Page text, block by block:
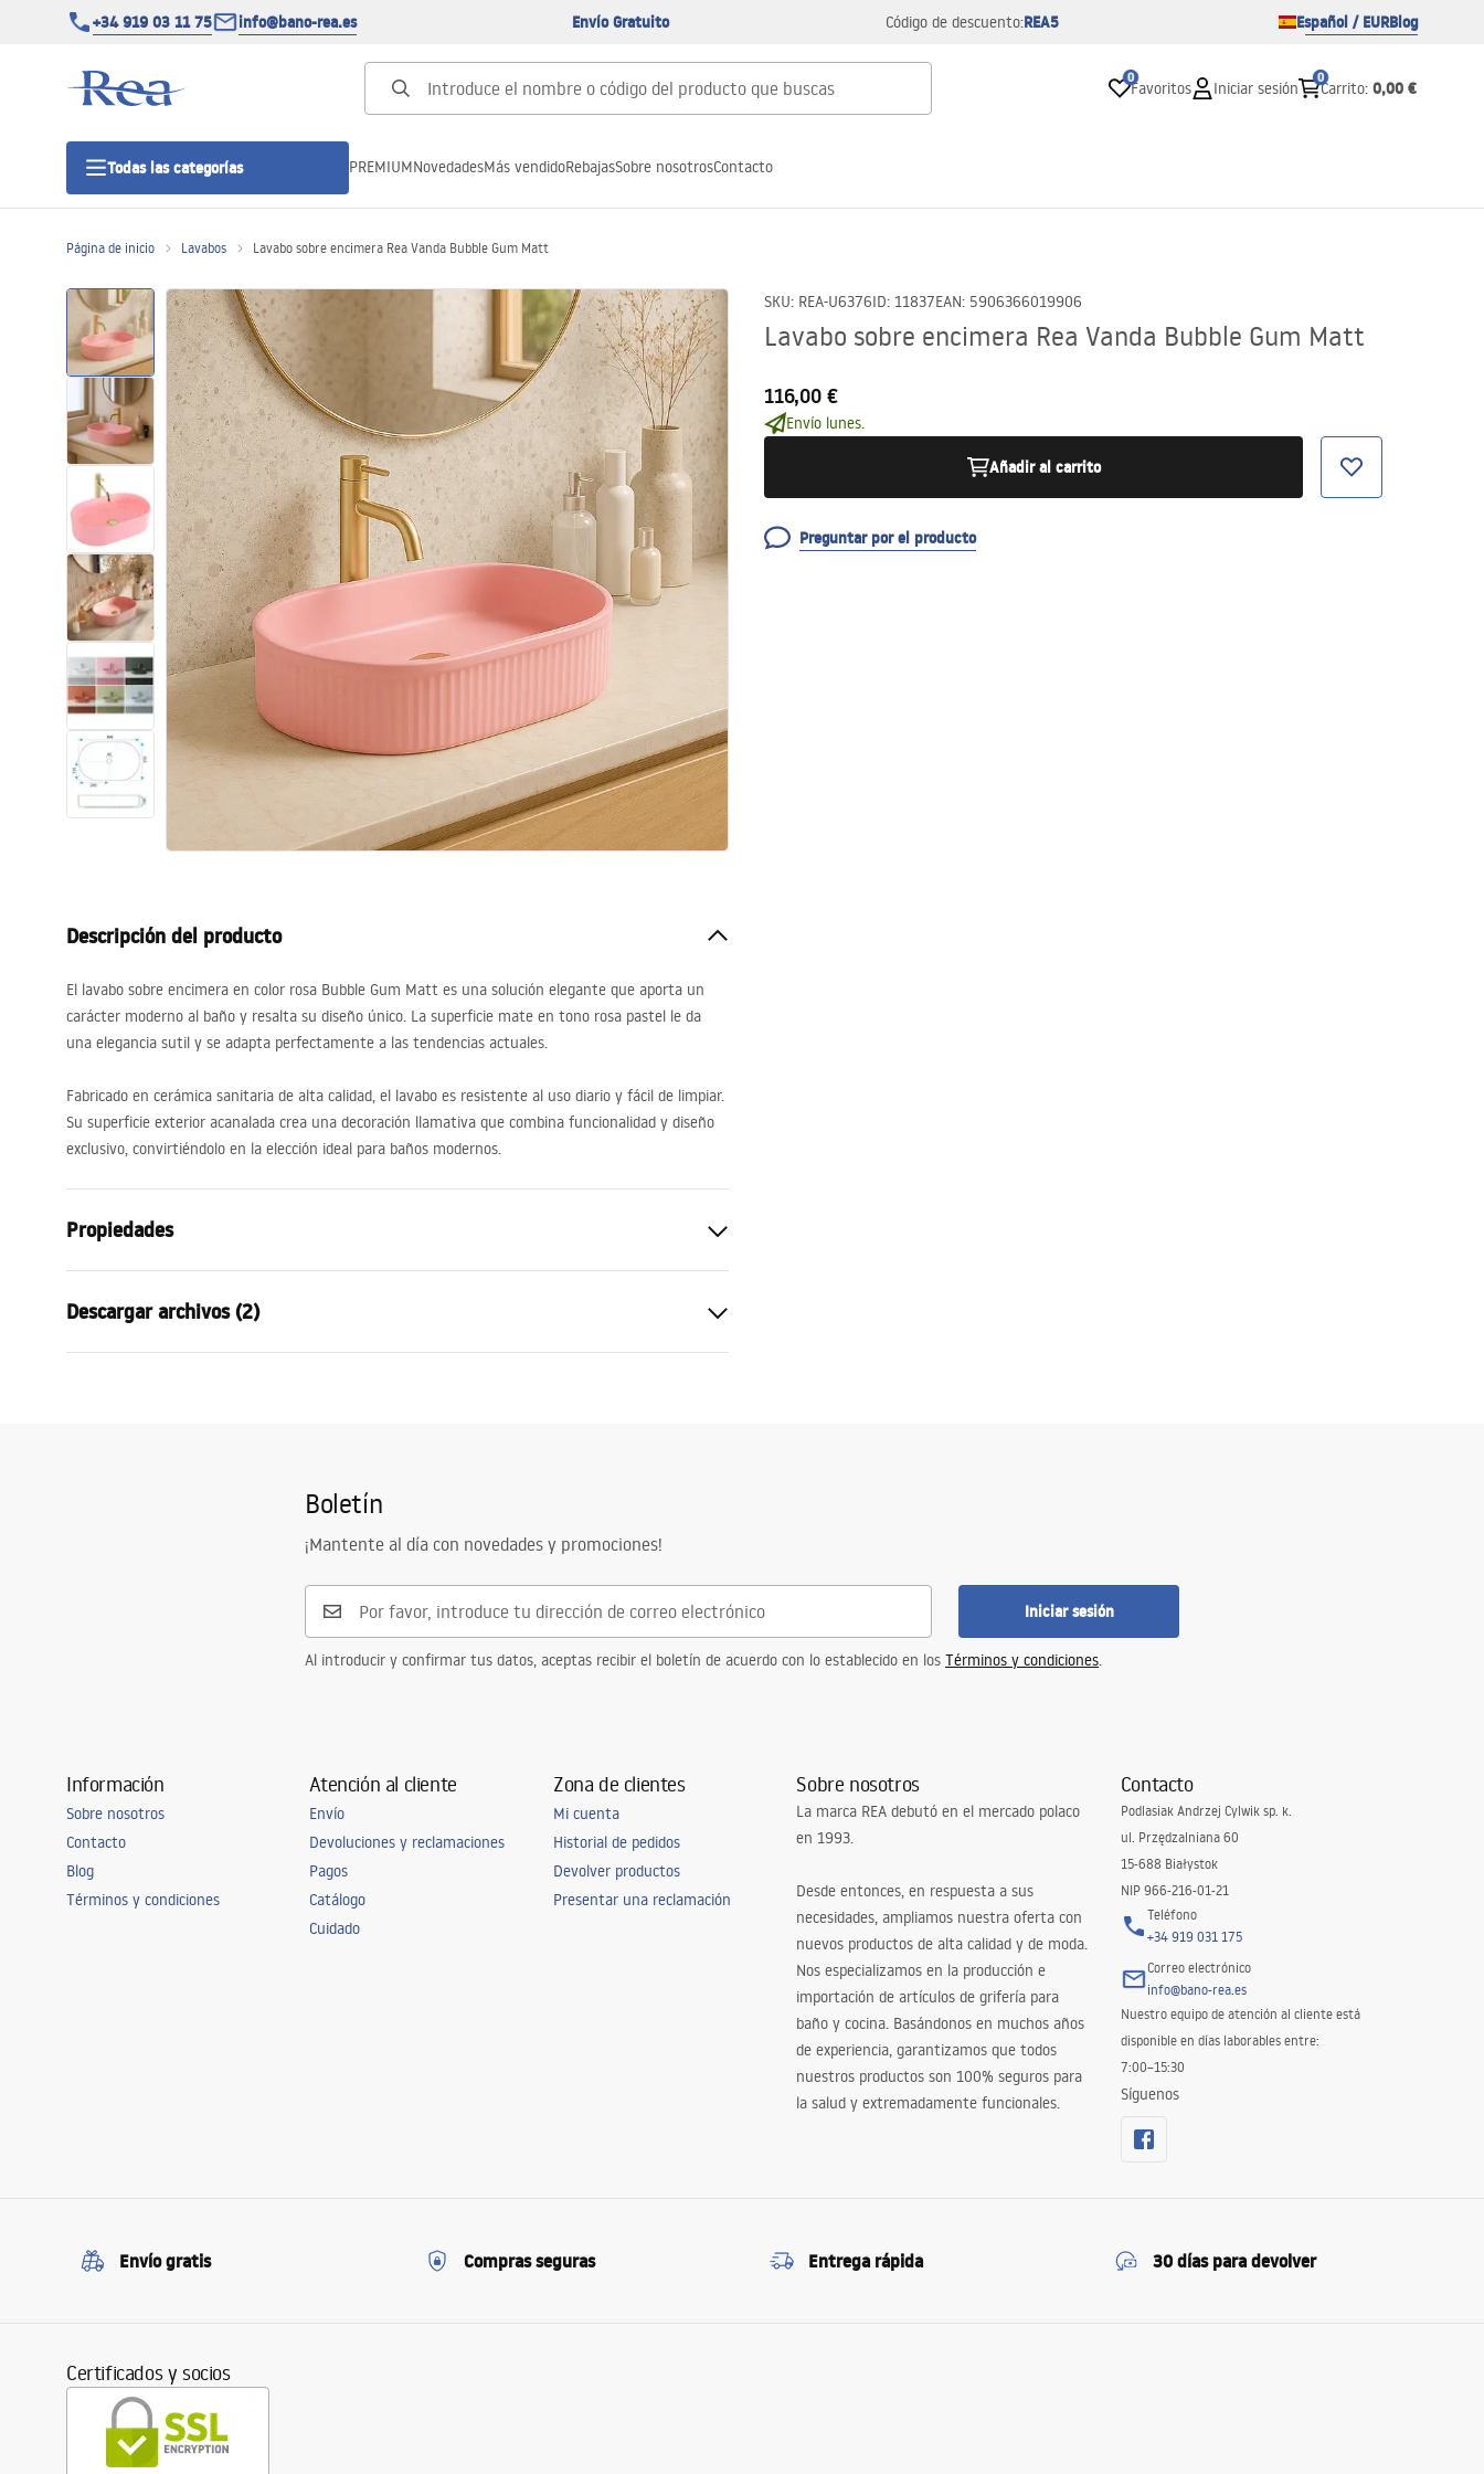
+34 919 03 11 75 info@bano-rea.es Envío Gratuito Código de descuento:REA5 Español / EURBlog
0
Favoritos Iniciar sesión
0
Carrito: 0,00 €
Todas las categorías
Puertas de ducha
Platos de ducha
Drenajes lineales
Inodoro, Bidé
Lavabos
Bañeras y mamparas
Grifería
Ducha
PREMIUMNovedadesMás vendidoRebajasSobre nosotrosContacto
Página de inicio Lavabos Lavabo sobre encimera Rea Vanda Bubble Gum Matt
SKU: REA-U6376ID: 11837EAN: 5906366019906
Lavabo sobre encimera Rea Vanda Bubble Gum Matt
116,00 €
Envío lunes.
Añadir al carrito
Preguntar por el producto
Descripción del producto
El lavabo sobre encimera en color rosa Bubble Gum Matt es una solución elegante que aporta un
carácter moderno al baño y resalta su diseño único. La superficie mate en tono rosa pastel le da
una elegancia sutil y se adapta perfectamente a las tendencias actuales.
Fabricado en cerámica sanitaria de alta calidad, el lavabo es resistente al uso diario y fácil de limpiar.
Su superficie exterior acanalada crea una decoración llamativa que combina funcionalidad y diseño
exclusivo, convirtiéndolo en la elección ideal para baños modernos.
Propiedades
Material
Color
Rosa
Ovalado
No
Descargar archivos (2)
Boletín
¡Mantente al día con novedades y promociones!
Iniciar sesión
Al introducir y confirmar tus datos, aceptas recibir el boletín de acuerdo con lo establecido en los Términos y condiciones.
Información
Sobre nosotros
Contacto
Blog
Términos y condiciones
Atención al cliente
Envío
Devoluciones y reclamaciones
Pagos
Catálogo
Cuidado
Zona de clientes
Mi cuenta
Historial de pedidos
Devolver productos
Presentar una reclamación
Sobre nosotros
La marca REA debutó en el mercado polaco
en 1993.
Desde entonces, en respuesta a sus
necesidades, ampliamos nuestra oferta con
nuevos productos de alta calidad y de moda.
Nos especializamos en la producción e
importación de artículos de grifería para
baño y cocina. Basándonos en muchos años
de experiencia, garantizamos que todos
nuestros productos son 100% seguros para
la salud y extremadamente funcionales.
Contacto
Podlasiak Andrzej Cylwik sp. k.
ul. Przędzalniana 60
15-688 Białystok
NIP 966-216-01-21
Teléfono
+34 919 031 175
Correo electrónico
info@bano-rea.es
Nuestro equipo de atención al cliente está
disponible en días laborables entre:
7:00–15:30
Síguenos
Envío gratis Compras seguras Entrega rápida 30 días para devolver
Certificados y socios